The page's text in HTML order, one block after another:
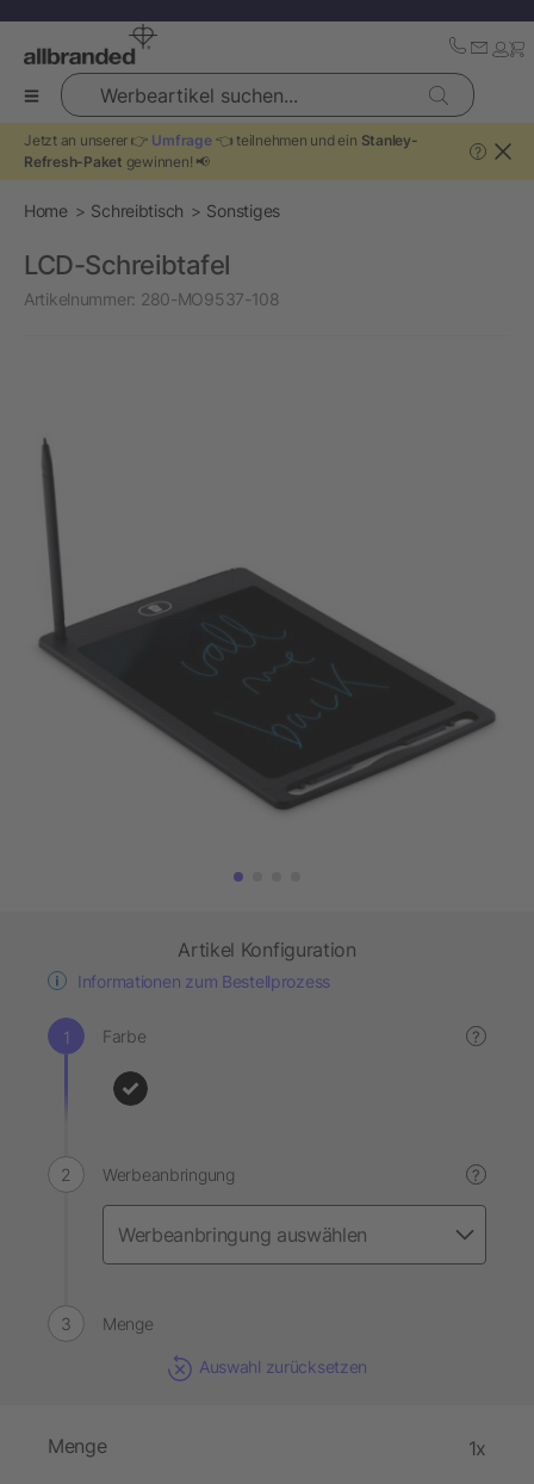
Werbeartikel suchen...
Jetzt an unserer 👉 Umfrage👈 teilnehmen und ein Stanley-
Refresh-Paket gewinnen! 📢
?
Home Schreibtisch Sonstiges
LCD-Schreibtafel
Artikelnummer: 280-MO9537-108
Artikel Konfiguration
Informationen zum Bestellprozess
Farbe ?
Werbeanbringung ?
Menge
Auswahl zurücksetzen
Menge 1x